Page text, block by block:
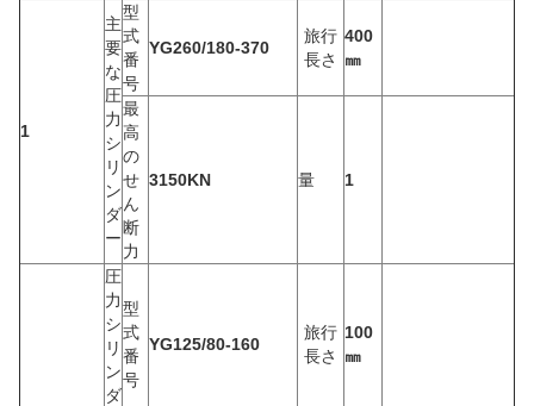
1
主
要
な
圧
力
シ
リ
ン
ダ
ー
型
式
番
号
YG260/180-370
旅行
長さ
400
㎜
最
高
の
せ
ん
断
力
3150KN 量 1
圧
力
シ
リ
ン
ダ
型
式
番
号
YG125/80-160
旅行
長さ
100
㎜